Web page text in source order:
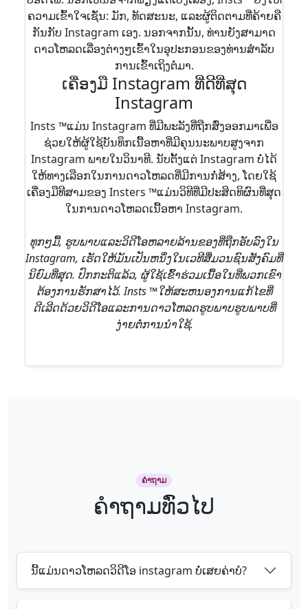
ຄວາມເຂົ້າໃຈເຊັ່ນ: ມັກ, ທັດສະນະ, ແລະຜູ້ຕິດຕາມທີ່ຄ້າຍຄື
ກັນກັບ Instagram ເອງ. ນອກຈາກນັ້ນ, ທ່ານຍັງສາມາດ
ດາວໂຫລດເລື່ອງຕ່າງໆເຂົ້າໃນອຸປະກອນຂອງທ່ານສໍາລັບ
ການເຂົ້າເຖິງຕໍ່ມາ.
ເຄື່ອງມື Instagram ທີ່ດີທີ່ສຸດ
Instagram
Insts ™ແມ່ນ Instagram ທີ່ມີພະລັງທີ່ຖືກສົ່ງອອກມາເພື່ອ
ຊ່ວຍໃຫ້ຜູ້ໃຊ້ບັນທຶກເນື້ອຫາທີ່ມີຄຸນນະພາບສູງຈາກ
Instagram ພາຍໃນວິນາທີ. ນັບຕັ້ງແຕ່ Instagram ບໍ່ໄດ້
ໃຫ້ທາງເລືອກໃນການດາວໂຫລດທີ່ມີການກໍ່ສ້າງ, ໂດຍໃຊ້
ເຄື່ອງມືທີສາມຂອງ Insters ™ແມ່ນວິທີທີ່ມີປະສິດທິຜົນທີ່ສຸດ
ໃນການດາວໂຫລດເນື້ອຫາ Instagram.
ທຸກໆມື້, ຮູບພາບແລະວິດີໂອຫລາຍລ້ານຂອງທີ່ຖືກອັບລົງໃນ
Instagram, ເຮັດໃຫ້ມັນເປັນຫນຶ່ງໃນເວທີສື່ມວນຊົນສັງຄົມທີ່
ນິຍົມທີ່ສຸດ. ປົກກະຕິແລ້ວ, ຜູ້ໃຊ້ເຂົ້າຮ່ວມເນື້ອໃນທີ່ພວກເຂົາ
ຕ້ອງການຮັກສາໄວ້. Insts ™ໃຫ້ສະຫນອງການແກ້ໄຂທີ່
ດີເລີດດ້ວຍວິດີໂອແລະການດາວໂຫລດຮູບພາບຮູບພາບທີ່
ງ່າຍຕໍ່ການນໍາໃຊ້.
ຄໍາຖາມ
ຄໍາຖາມທົ່ວໄປ
ນີ້ແມ່ນດາວໂຫລດວິດີໂອ instagram ບໍ່ເສຍຄ່າບໍ?